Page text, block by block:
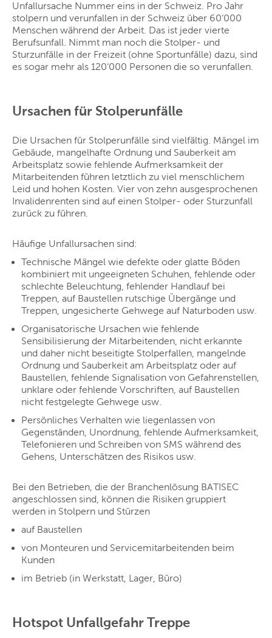
Unfallursache Nummer eins in der Schweiz. Pro Jahr
stolpern und verunfallen in der Schweiz über 60‘000
Menschen während der Arbeit. Das ist jeder vierte
Berufsunfall. Nimmt man noch die Stolper- und
Sturzunfälle in der Freizeit (ohne Sportunfälle) dazu, sind
es sogar mehr als 120‘000 Personen die so verunfallen.
Ursachen für Stolperunfälle
Die Ursachen für Stolperunfälle sind vielfältig. Mängel im
Gebäude, mangelhafte Ordnung und Sauberkeit am
Arbeitsplatz sowie fehlende Aufmerksamkeit der
Mitarbeitenden führen letztlich zu viel menschlichem
Leid und hohen Kosten. Vier von zehn ausgesprochenen
Invalidenrenten sind auf einen Stolper- oder Sturzunfall
zurück zu führen.
Häufige Unfallursachen sind:
Technische Mängel wie defekte oder glatte Böden
kombiniert mit ungeeigneten Schuhen, fehlende oder
schlechte Beleuchtung, fehlender Handlauf bei
Treppen, auf Baustellen rutschige Übergänge und
Treppen, ungesicherte Gehwege auf Naturboden usw.
Organisatorische Ursachen wie fehlende
Sensibilisierung der Mitarbeitenden, nicht erkannte
und daher nicht beseitigte Stolperfallen, mangelnde
Ordnung und Sauberkeit am Arbeitsplatz oder auf
Baustellen, fehlende Signalisation von Gefahrenstellen,
unklare oder fehlende Vorschriften, auf Baustellen
nicht festgelegte Gehwege usw.
Persönliches Verhalten wie liegenlassen von
Gegenständen, Unordnung, fehlende Aufmerksamkeit,
Telefonieren und Schreiben von SMS während des
Gehens, Unterschätzen des Risikos usw.
Bei den Betrieben, die der Branchenlösung BATISEC
angeschlossen sind, können die Risiken gruppiert
werden in Stolpern und Stürzen
auf Baustellen
von Monteuren und Servicemitarbeitenden beim
Kunden
im Betrieb (in Werkstatt, Lager, Büro)
Hotspot Unfallgefahr Treppe